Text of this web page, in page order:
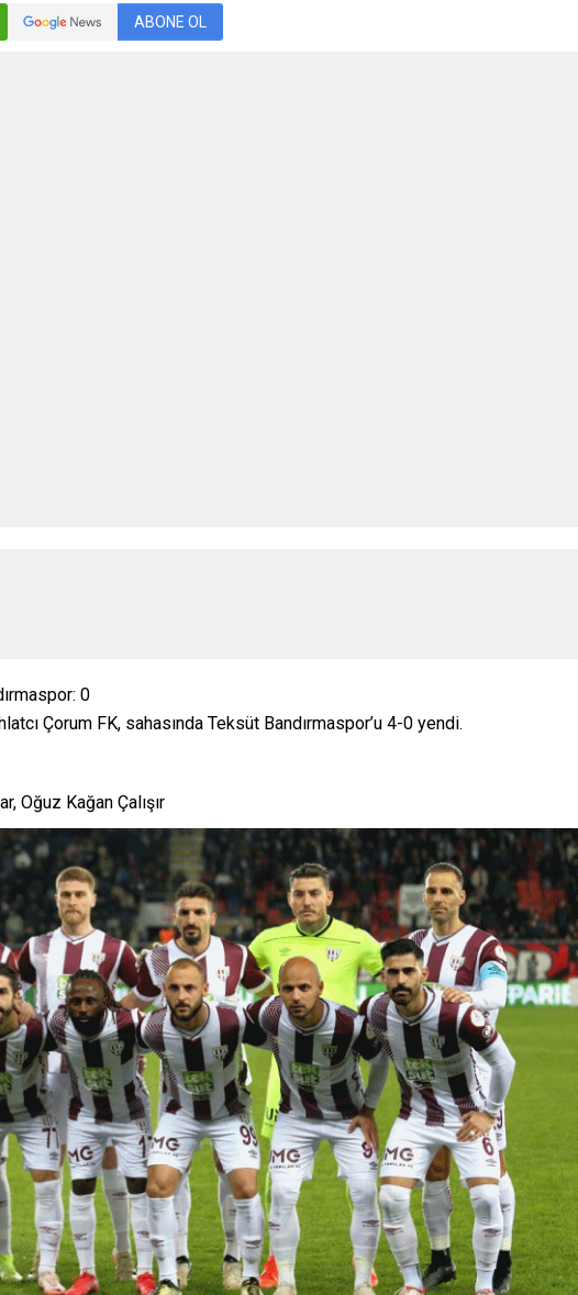
ABONE OL
0
Çorum FK, sahasında Teksüt Bandırmaspor’u 4-0 yendi.
Oğuz Kağan Çalışır